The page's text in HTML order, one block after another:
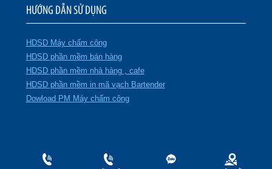
HƯỚNG DẪN SỬ DỤNG
HDSD Máy chấm công
HDSD phần mềm bán hàng
HDSD phần mềm nhà hàng , cafe
HDSD phần mềm in mã vạch Bartender
Dowload PM Máy chấm công
CÔNG TY TNHH TMDV và PTTT TÂN PHÁT